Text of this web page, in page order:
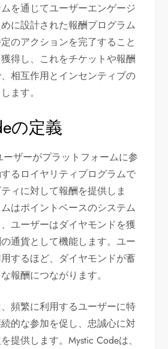
を通じてユーザーエンゲージ
に設計された報酬プログラム
のアクションを完了すること
得し、これをチケットや報酬
相互作用とインセンティブの
ます。
の定義
ーザーがプラットフォームに参
るロイヤリティプログラムで
ィに対して報酬を提供しま
はポイントベースのシステム
ユーザーはダイヤモンドを獲
通貨として機能します。ユー
するほど、ダイヤモンドが蓄
報酬につながります。
頻繁に利用するユーザーに特
的な参加を促し、忠誠心に対
提供します。Mystic Codeは、